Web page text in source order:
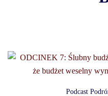
Podcast